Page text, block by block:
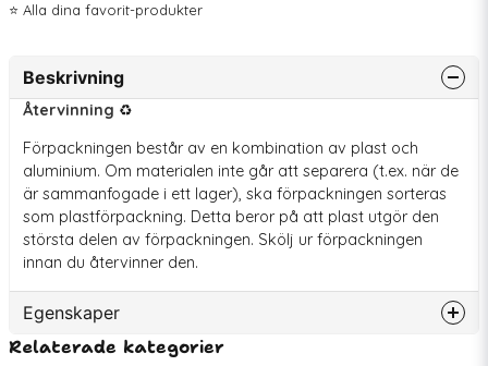
⭐️ Alla dina favorit-produkter
Beskrivning
Återvinning ♻️
Förpackningen består av en kombination av plast och
aluminium. Om materialen inte går att separera (t.ex. när de
är sammanfogade i ett lager), ska förpackningen sorteras
som plastförpackning. Detta beror på att plast utgör den
största delen av förpackningen. Skölj ur förpackningen
innan du återvinner den.
Egenskaper
Artikelnummer
Relaterade kategorier